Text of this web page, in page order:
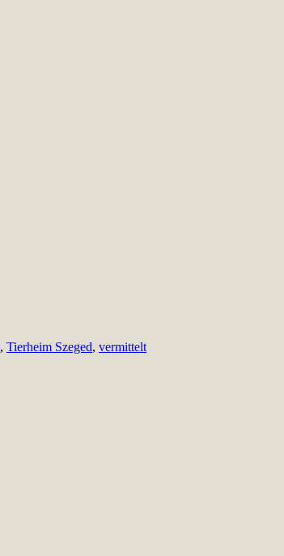
, Tierheim Szeged, vermittelt